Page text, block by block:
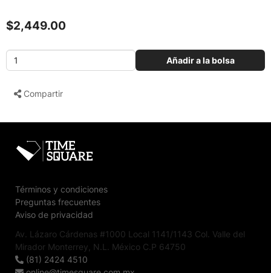
$2,449.00
Añadir a la bolsa
Compartir
Términos y condiciones
Preguntas frecuentes
Aviso de privacidad
Av. Lázaro Cárdenas #1000 Local 1141/1143 Col. Valle del
Mirador Monterrey, N.L. México C.P 64750
(81) 2424 4510